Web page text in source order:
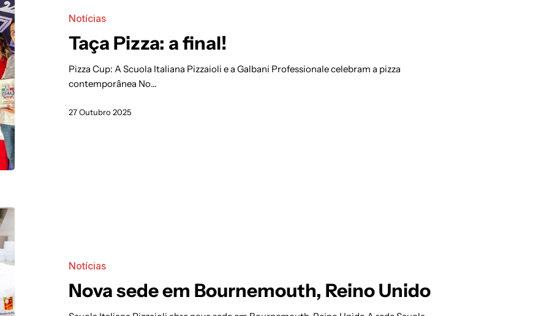
Notícias
Taça Pizza: a final!
Pizza Cup: A Scuola Italiana Pizzaioli e a Galbani Professionale celebram a pizza
contemporânea No…
27 Outubro 2025
Notícias
Nova sede em Bournemouth, Reino Unido